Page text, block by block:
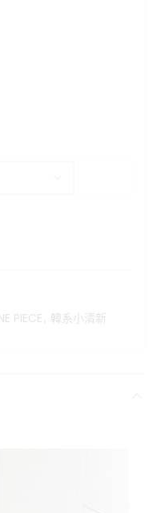
仔連身褲(附皮帶) 數量
PIECE , 韓系小清新